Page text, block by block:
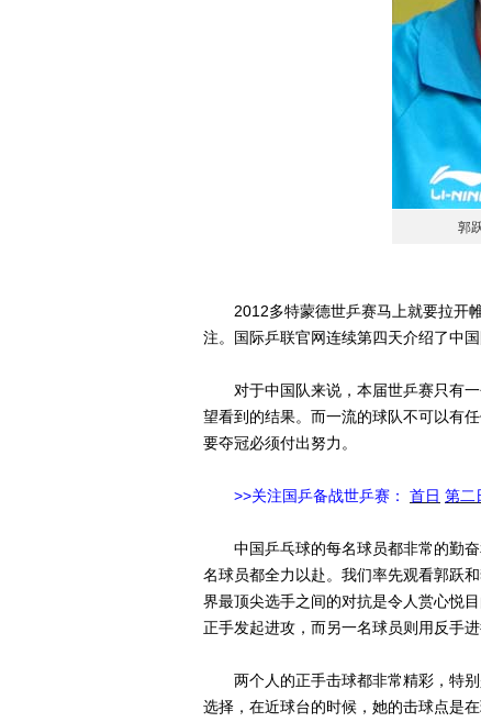
郭
2012多特蒙德世乒赛马上就要拉开帷
注。国际乒联官网连续第四天介绍了中
对于中国队来说，本届世乒赛只有一
望看到的结果。而一流的球队不可以有
要夺冠必须付出努力。
>>关注国乒备战世乒赛： 首日 第二
中国乒乓球的每名球员都非常的勤奋
名球员都全力以赴。我们率先观看郭跃
界最顶尖选手之间的对抗是令人赏心悦
正手发起进攻，而另一名球员则用反手进
两个人的正手击球都非常精彩，特别
选择，在近球台的时候，她的击球点是